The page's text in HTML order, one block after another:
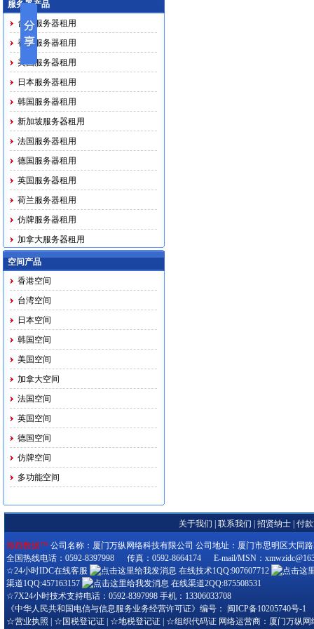
服务器产品
台湾服务器租用
香港服务器租用
美国服务器租用
日本服务器租用
韩国服务器租用
新加坡服务器租用
法国服务器租用
德国服务器租用
英国服务器租用
荷兰服务器租用
仿牌服务器租用
加拿大服务器租用
马印越泰务器租用
空间产品
香港空间
台湾空间
日本空间
韩国空间
美国空间
加拿大空间
法国空间
英国空间
德国空间
仿牌空间
多功能空间
关于我们 联系我们 招贤纳士 付
海西数据™ 公司名称：厦门万纵网络科技有限公司 公司地址：厦门市思明区大同路
全国热线电话：0592-8397998 传真：0592-8664174 E-mail/MSN：
☆24小时IDC在线客服
在线技术1QQ:907607712
渠道1QQ:457163157
在线渠道2QQ:875508531
☆7X24小时技术支持电话：0592-8397998 手机：13306033708
《中华人民共和国电信与信息服务业务经营许可证》编号： 闽ICP备10205740号-1
☆营业执照 | ☆ 国税登记证 | ☆地税登记证 | ☆组织代码证 网络运营商：厦门万纵